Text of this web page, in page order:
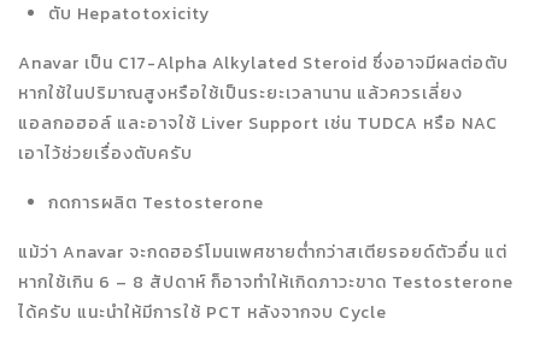
ตับ Hepatotoxicity
Anavar เป็น C17-Alpha Alkylated Steroid ซึ่งอาจมีผลต่อตับ
หากใช้ในปริมาณสูงหรือใช้เป็นระยะเวลานาน แล้วควรเลี่ยง
แอลกอฮอล์ และอาจใช้ Liver Support เช่น TUDCA หรือ NAC
เอาไว้ช่วยเรื่องตับครับ
กดการผลิต Testosterone
แม้ว่า Anavar จะกดฮอร์โมนเพศชายต่ำกว่าสเตียรอยด์ตัวอื่น แต่
หากใช้เกิน 6 – 8 สัปดาห์ ก็อาจทำให้เกิดภาวะขาด Testosterone
ได้ครับ แนะนำให้มีการใช้ PCT หลังจากจบ Cycle